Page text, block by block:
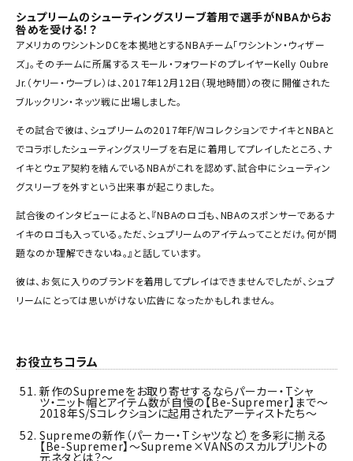
ACCOUNT MENU
ようこそ ゲスト 様
meeting_room ログイン person 会員登録
Follow us
シュプリームのシューティングスリーブ着用で選手がNBAからお
咎めを受ける！？
アメリカのワシントンDCを本拠地とするNBAチーム「ワシントン・ウィザー
ズ」。そのチームに所属するスモール・フォワードのプレイヤーKelly Oubre
Jr.（ケリー・ウーブレ）は、2017年12月12日（現地時間）の夜に開催された
ブルックリン・ネッツ戦に出場しました。
その試合で彼は、シュプリームの2017年F/WコレクションでナイキとNBAと
でコラボしたシューティングスリーブを右足に着用してプレイしたところ、ナ
イキとウェア契約を結んでいるNBAがこれを認めず、試合中にシューティン
グスリーブを外すという出来事が起こりました。
試合後のインタビューによると、『NBAのロゴも、NBAのスポンサーであるナ
イキのロゴも入っている。ただ、シュプリームのアイテムってことだけ。何が問
題なのか理解できないね。』と話しています。
彼は、お気に入りのブランドを着用してプレイはできませんでしたが、シュプ
リームにとっては思いがけない広告になったかもしれません。
お役立ちコラム
新作のSupremeをお取り寄せするならパーカー・Tシャ
ツ・ニット帽とアイテム数が自慢の【Be-Supremer】まで～
2018年S/Sコレクションに起用されたアーティストたち～
Supremeの新作（パーカー・Tシャツなど）を多彩に揃える
【Be-Supremer】～Supreme×VANSのスカルプリントの
元ネタとは？～